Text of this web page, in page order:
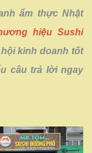
ẩm thực Nhật
hiệu Sushi
kinh doanh tốt
câu trả lời ngay